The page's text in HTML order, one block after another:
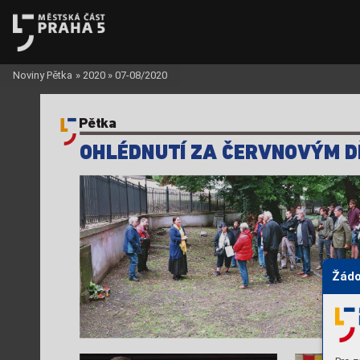
OHLÉDNUTÍ ZA ČERVNOVÝM
Pětka
Noviny Pětka » 2020 » 07-08/2020